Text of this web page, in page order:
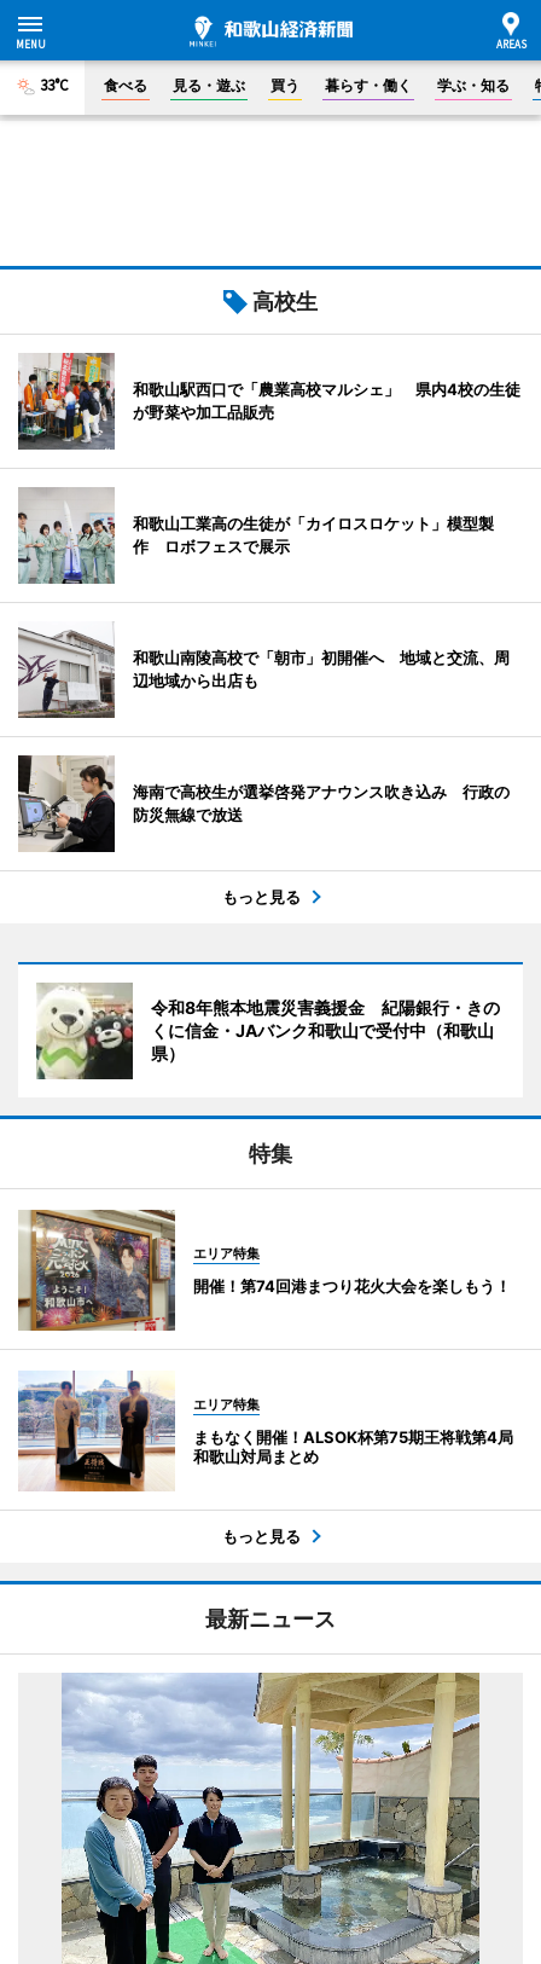
33°C 食べる 見る・遊ぶ 買う 暮らす・働く 学ぶ・知る
高校生
和歌山駅西口で「農業高校マルシェ」 県内4校の生徒
が野菜や加工品販売
和歌山工業高の生徒が「カイロスロケット」模型製
作 ロボフェスで展示
和歌山南陵高校で「朝市」初開催へ 地域と交流、周
辺地域から出店も
海南で高校生が選挙啓発アナウンス吹き込み 行政の
防災無線で放送
もっと見る
令和8年熊本地震災害義援金 紀陽銀行・きの
くに信金・JAバンク和歌山で受付中（和歌山
県）
特集
エリア特集
開催！第74回港まつり花火大会を楽しもう！
エリア特集
まもなく開催！ALSOK杯第75期王将戦第4局
和歌山対局まとめ
もっと見る
最新ニュース